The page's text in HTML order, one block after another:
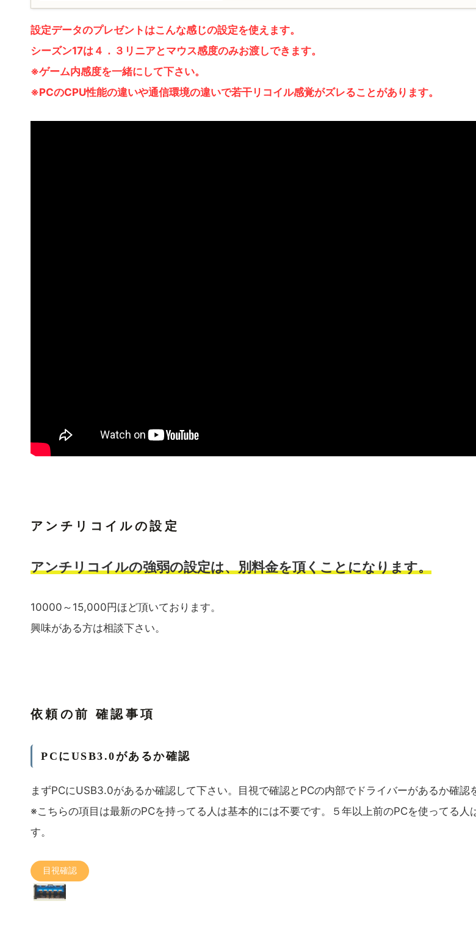
設定データのプレゼントはこんな感じの設定を使えます。
シーズン17は４．３リニアとマウス感度のみお渡しできます。
※ゲーム内感度を一緒にして下さい。
※PCのCPU性能の違いや通信環境の違いで若干リコイル感覚がズレることがあります。
アンチリコイルの設定
アンチリコイルの強弱の設定は、別料金を頂くことになります。
10000～15,000円ほど頂いております。
興味がある方は相談下さい。
依頼の前 確認事項
PCにUSB3.0があるか確認
まずPCにUSB3.0があるか確認して下さい。目視で確認とPCの内部でドライバーがあるか確認
※こちらの項目は最新のPCを持ってる人は基本的には不要です。５年以上前のPCを使ってる人
す。
目視確認